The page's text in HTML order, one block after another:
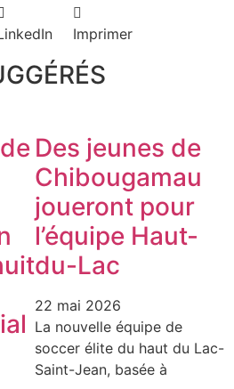
Imprimer
Des jeunes de
Chibougamau
joueront pour
l’équipe Haut-
du-Lac
22 mai 2026
La nouvelle équipe de
soccer élite du haut du Lac-
Saint-Jean, basée à